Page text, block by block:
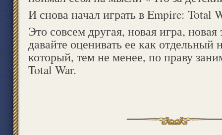
И снова начал играть в Empire: Total
Это совсем другая, новая игра,
давайте оценивать ее как
который, тем не менее, по праву
Total War.